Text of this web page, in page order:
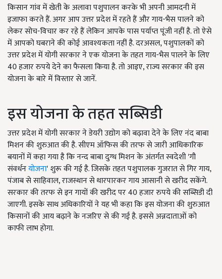
किसान गांव में खेती के अलावा पशुपालन करके भी अपनी आमदनी में
इजाफा करते हैं. अगर आप उत्तर प्रदेश में रहते हैं और गाय-भैस पालने को
लेकर सोच-विचार कर रहे हैं लेकिन आपके पास पर्याप्त पूंजी नहीं है. तो ऐसे
में आपको घबराने की कोई आवश्यकता नहीं है. दरअसल, पशुपालकों को
उत्तर प्रदेश में योगी सरकार ने एक योजना के तहत गाय-भैस पालने के लिए
40 हजार रुपये देने का फैसला किया है. तो आइए, राज्य सरकार की इस
योजना के बारे में विस्तार से जानें.
इस योजना के तहत सब्सिडी
उत्तर प्रदेश में योगी सरकार ने डेयरी उद्योग को बढ़ावा देने के लिए नंद बाबा
मिशन की शुरुआत की है. सीएम ऑफिस की तरफ से जारी आधिकारिक
बयानों में कहा गया है कि नन्द बाबा दुग्ध मिशन के अंतर्गत स्वदेशी 'गौ
संवर्धनयोजना' शुरू की गई है. जिसके तहत पशुपालक गुजरात से गिर गाय,
पंजाब से साहिवाल, राजस्थान से थारपारकर गाय आसानी से खरीद सकेंगे.
सरकार की तरफ से इन गायों की खरीद पर 40 हजार रुपये की सब्सिडी दी
जाएगी. इसके साथ अधिकारियों ने यह भी कहा कि इस योजना की शुरुआत
किसानों की आय बढ़ाने के नजरिए से की गई है. इससे अन्नदाताओं को
काफी लाभ होगा.